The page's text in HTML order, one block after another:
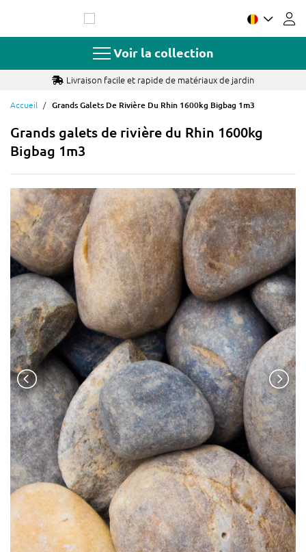
contenu
Voir la collection
Livraison facile et rapide de matériaux de jardin
Accueil Grands Galets De Rivière Du Rhin 1600kg Bigbag 1m3
Grands galets de rivière du Rhin 1600kg
Bigbag 1m3